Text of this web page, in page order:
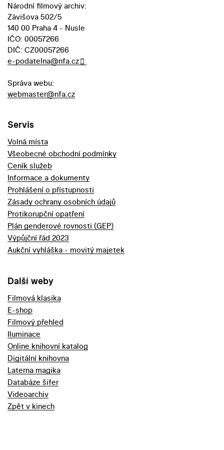
Národní filmový archiv:
Závišova 502/5
140 00 Praha 4 - Nusle
IČO: 00057266
DIČ: CZ00057266
e-podatelna@nfa.cz
Správa webu:
webmaster@nfa.cz
Servis
Volná místa
Všeobecné obchodní podmínky
Ceník služeb
Informace a dokumenty
Prohlášení o přístupnosti
Zásady ochrany osobních údajů
Protikorupční opatření
Plán genderové rovnosti (GEP)
Výpůjční řád 2023
Aukční vyhláška - movitý majetek
Další weby
Filmová klasika
E-shop
Filmový přehled
Iluminace
Online knihovní katalog
Digitální knihovna
Laterna magika
Databáze šifer
Videoarchiv
Zpět v kinech